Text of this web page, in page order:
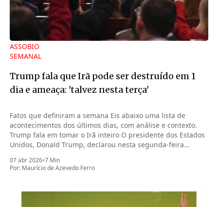
ASSOBIO
SEMANAL
Trump fala que Irã pode ser destruído em 1
dia e ameaça: 'talvez nesta terça'
Fatos que definiram a semana Eis abaixo uma lista de
acontecimentos dos últimos dias, com análise e contexto.
Trump fala em tomar o Irã inteiro O presidente dos Estados
Unidos, Donald Trump, declarou nesta segunda-feira
terça-feira (7.abr)
07 abr 2026•7 Min
Por: Maurício de Azevedo Ferro